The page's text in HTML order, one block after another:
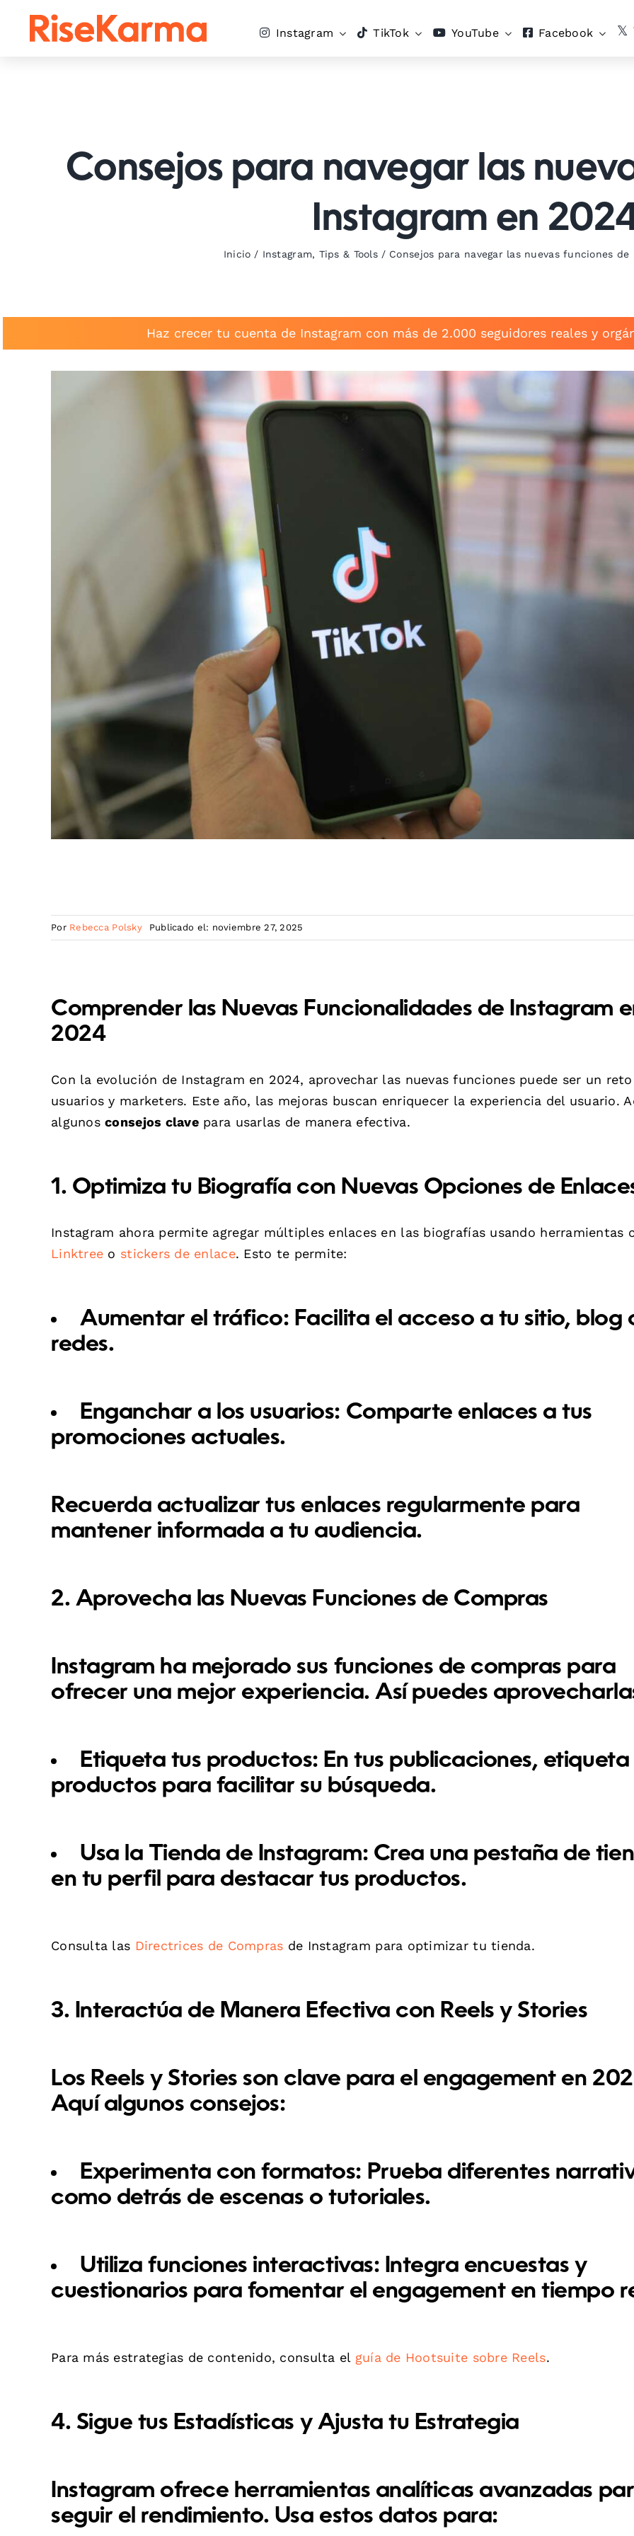
Instagram TikTok YouTube Facebook
Consejos para navegar las
Instagram en
Inicio / Instagram, Tips & Tools / Consejos para navegar las nuevas funciones
Haz crecer tu cuenta de Instagram con más de 2.000 seguidores reales y
Por Rebecca Polsky Publicado el: noviembre 27, 2025
Comprender las Nuevas Funcionalidades de Instagram
2024
Con la evolución de Instagram en 2024, aprovechar las nuevas funciones puede ser un
usuarios y marketers. Este año, las mejoras buscan enriquecer la experiencia del usuario.
algunosconsejos clavepara usarlas de manera efectiva.
1. Optimiza tu Biografía con Nuevas Opciones de
Instagram ahora permite agregar múltiples enlaces en las biografías usando herramientas
Linktree o stickers de enlace. Esto te permite:
Aumentar el tráfico: Facilita el acceso a tu sitio, blog
redes.
Enganchar a los usuarios: Comparte enlaces a tus
promociones actuales.
Recuerda actualizar tus enlaces regularmente para
mantener informada a tu audiencia.
2. Aprovecha las Nuevas Funciones de Compras
Instagram ha mejorado sus funciones de compras para
ofrecer una mejor experiencia. Así puedes
Etiqueta tus productos: En tus publicaciones, etiqueta
productos para facilitar su búsqueda.
Usa la Tienda de Instagram: Crea una pestaña de
en tu perfil para destacar tus productos.
Consulta las Directrices de Compras de Instagram para optimizar tu tienda.
3. Interactúa de Manera Efectiva con Reels y Stories
Los Reels y Stories son clave para el engagement en
Aquí algunos consejos:
Experimenta con formatos: Prueba diferentes
como detrás de escenas o tutoriales.
Utiliza funciones interactivas: Integra encuestas y
cuestionarios para fomentar el engagement en tiempo
Para más estrategias de contenido, consulta el guía de Hootsuite sobre Reels.
4. Sigue tus Estadísticas y Ajusta tu Estrategia
Instagram ofrece herramientas analíticas avanzadas
seguir el rendimiento. Usa estos datos para: